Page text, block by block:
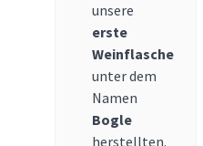
unsere
erste
Weinflasche
unter dem
Namen
Bogle
herstellten.